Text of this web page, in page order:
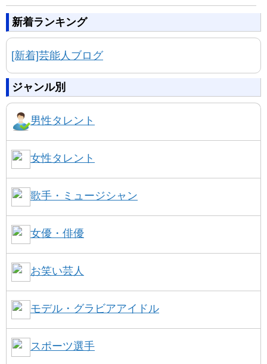
新着ランキング
[新着]芸能人ブログ
ジャンル別
男性タレント
女性タレント
歌手・ミュージシャン
女優・俳優
お笑い芸人
モデル・グラビアアイドル
スポーツ選手